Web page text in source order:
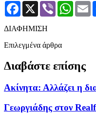
Facebook
X Viber
ΔΙΑΦΗΜΙΣΗ
Επιλεγμένα άρθρα
Διαβάστε επίσης
Ακίνητα: Αλλάζει η
Γεωργιάδης στον